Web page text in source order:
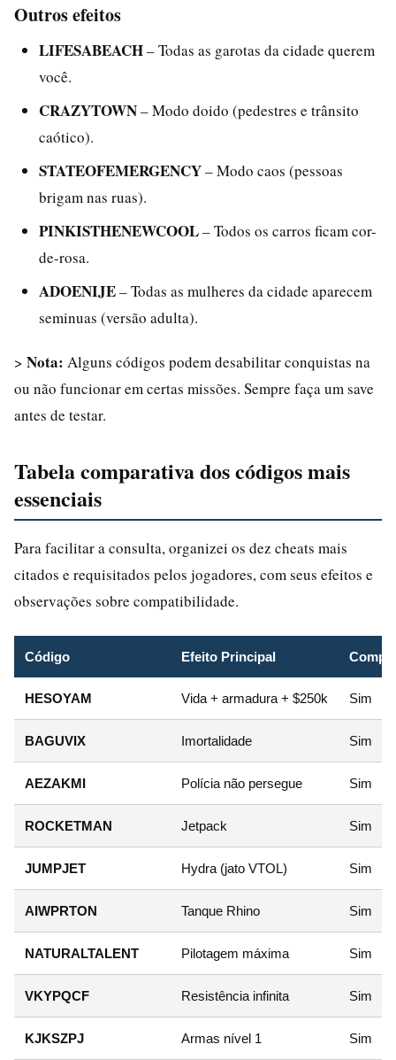
Outros efeitos
LIFESABEACH– Todas as garotas da cidade querem
você.
CRAZYTOWN– Modo doido (pedestres e trânsito
caótico).
STATEOFEMERGENCY– Modo caos (pessoas
brigam nas ruas).
PINKISTHENEWCOOL– Todos os carros ficam cor-
de-rosa.
ADOENIJE– Todas as mulheres da cidade aparecem
seminuas (versão adulta).
> Nota: Alguns códigos podem desabilitar conquistas na
ou não funcionar em certas missões. Sempre faça um save
antes de testar.
Tabela comparativa dos códigos mais
essenciais
Para facilitar a consulta, organizei os dez cheats mais
citados e requisitados pelos jogadores, com seus efeitos e
observações sobre compatibilidade.
Código Efeito Principal
HESOYAM Vida + armadura + $250k Sim
BAGUVIX Imortalidade Sim
AEZAKMI Polícia não persegue Sim
ROCKETMAN Jetpack Sim
JUMPJET Hydra (jato VTOL) Sim
AIWPRTON Tanque Rhino Sim
NATURALTALENT Pilotagem máxima Sim
VKYPQCF Resistência infinita Sim
KJKSZPJ Armas nível 1 Sim